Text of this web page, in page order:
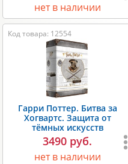
нет в наличии
Код товара: 12554
Гарри Поттер. Битва за
Хогвартс. Защита от
тёмных искусств
3490 руб.
нет в наличии